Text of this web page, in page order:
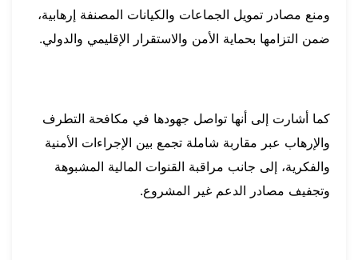
ومنع مصادر تمويل الجماعات والكيانات المصنفة إرهابية،
ضمن التزامها بحماية الأمن والاستقرار الإقليمي والدولي.
كما أشارت إلى أنها تواصل جهودها في مكافحة التطرف
والإرهاب عبر مقاربة شاملة تجمع بين الإجراءات الأمنية
والفكرية، إلى جانب مراقبة القنوات المالية المشبوهة
وتجفيف مصادر الدعم غير المشروع.